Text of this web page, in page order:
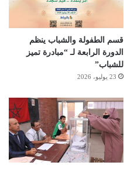
قسم الطفولة والشباب ينظم
الدورة الرابعة لـ “مبادرة تميز
للشباب”
23 يوليو، 2026